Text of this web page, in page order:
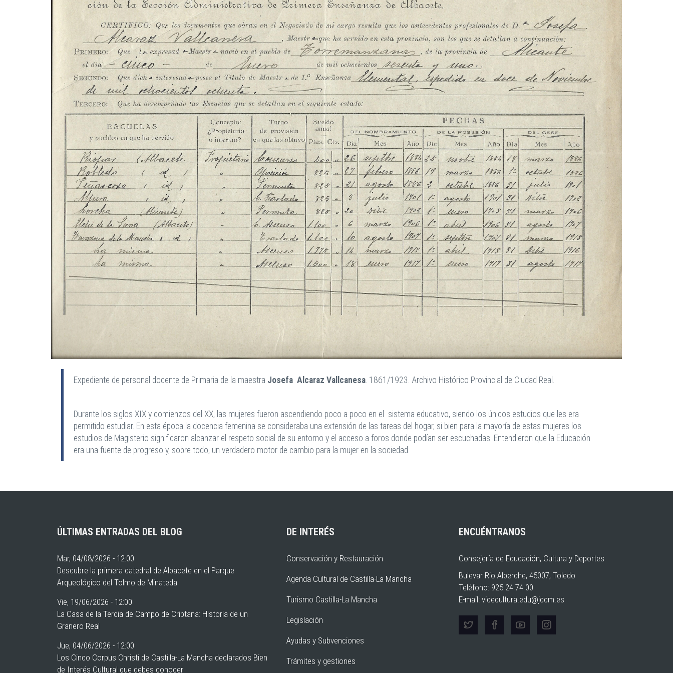
Expediente de personal docente de Primaria de la maestra Josefa Alcaraz Vallcanesa . 1861/1923. Archivo Histórico Provincial de Ciudad Real.
Durante los siglos XIX y comienzos del XX, las mujeres fueron ascendiendo poco a poco en el sistema educativo, siendo los únicos estudios que les era
permitido estudiar. En esta época la docencia femenina se consideraba una extensión de las tareas del hogar, si bien para la mayoría de estas mujeres los
estudios de Magisterio significaron alcanzar el respeto social de su entorno y el acceso a foros donde podían ser escuchadas. Entendieron que la Educación
era una fuente de progreso y, sobre todo, un verdadero motor de cambio para la mujer en la sociedad.
ÚLTIMAS ENTRADAS DEL BLOG
Mar, 04/08/2026 - 12:00
Descubre la primera catedral de Albacete en el Parque
Arqueológico del Tolmo de Minateda
Vie, 19/06/2026 - 12:00
La Casa de la Tercia de Campo de Criptana: Historia de un
Granero Real
Jue, 04/06/2026 - 12:00
Los Cinco Corpus Christi de Castilla-La Mancha declarados Bien
de Interés Cultural que debes conocer
DE INTERÉS
Conservación y Restauración
Agenda Cultural de Castilla-La Mancha
Turismo Castilla-La Mancha
Legislación
Ayudas y Subvenciones
Trámites y gestiones
ENCUÉNTRANOS
Consejería de Educación, Cultura y Deportes
Bulevar Rio Alberche, 45007, Toledo
Teléfono: 925 24 74 00
E-mail: vicecultura.edu@jccm.es